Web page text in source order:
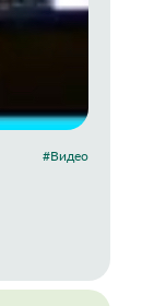
#Видео